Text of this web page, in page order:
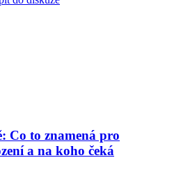
Co to znamená pro
a na koho čeká